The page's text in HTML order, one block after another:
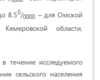
8,50/0000 – для Омской
области,
течение исследуемого
сельского населения